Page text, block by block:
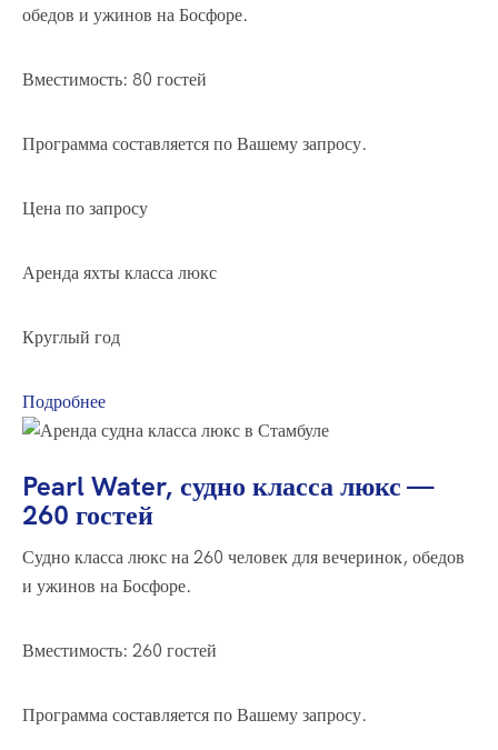
обедов и ужинов на Босфоре.
Вместимость: 80 гостей
Программа составляется по Вашему запросу.
Цена по запросу
Аренда яхты класса люкс
Круглый год
Подробнее
Pearl Water, судно класса люкс —
260 гостей
Судно класса люкс на 260 человек для вечеринок, обедов
и ужинов на Босфоре.
Вместимость: 260 гостей
Программа составляется по Вашему запросу.